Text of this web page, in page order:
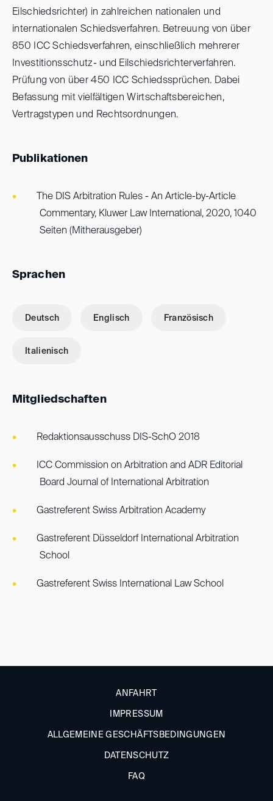
Eilschiedsrichter) in zahlreichen nationalen und
internationalen Schiedsverfahren. Betreuung von über
850 ICC Schiedsverfahren, einschließlich mehrerer
Investitionsschutz- und Eilschiedsrichterverfahren.
Prüfung von über 450 ICC Schiedssprüchen. Dabei
Befassung mit vielfältigen Wirtschaftsbereichen,
Vertragstypen und Rechtsordnungen.
Publikationen
The DIS Arbitration Rules - An Article-by-Article
Commentary, Kluwer Law International, 2020, 1040
Seiten (Mitherausgeber)
Sprachen
Deutsch Englisch Französisch
Italienisch
Mitgliedschaften
Redaktionsausschuss DIS-SchO 2018
ICC Commission on Arbitration and ADR Editorial
Board Journal of International Arbitration
Gastreferent Swiss Arbitration Academy
Gastreferent Düsseldorf International Arbitration
School
Gastreferent Swiss International Law School
ANFAHRT
IMPRESSUM
ALLGEMEINE GESCHÄFTSBEDINGUNGEN
DATENSCHUTZ
FAQ